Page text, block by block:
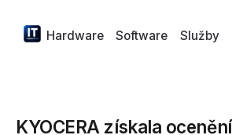
Hardware Software Služby
KYOCERA získala